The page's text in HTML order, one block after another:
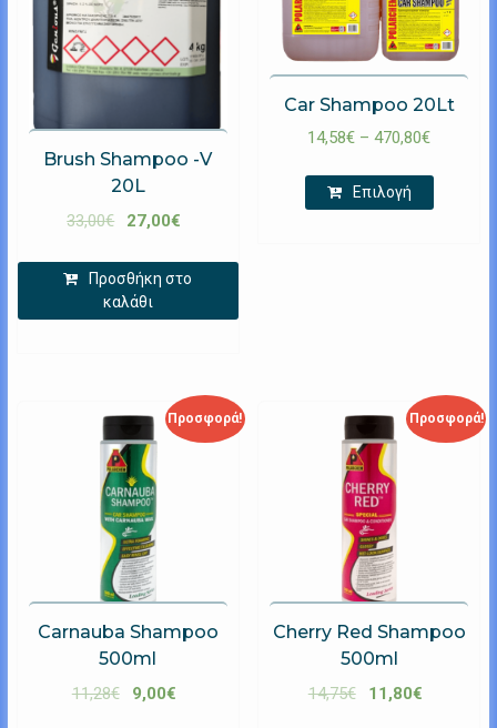
Brush Shampoo -V
20L
33,00€ 27,00€
Προσθήκη στο
καλάθι
Car Shampoo 20Lt
14,58€ –470,80€
Επιλογή
Προσφορά!
Carnauba Shampoo
500ml
11,28€ 9,00€
Προσφορά!
Cherry Red Shampoo
500ml
14,75€ 11,80€